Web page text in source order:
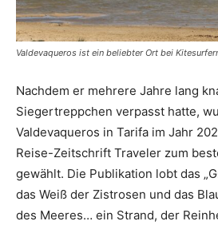
Valdevaqueros ist ein beliebter Ort bei
Nachdem er mehrere Jahre lang
Siegertreppchen verpasst hatte,
Valdevaqueros in Tarifa im Jahr
Reise-Zeitschrift Traveler zum
gewählt. Die Publikation lobt das
das Weiß der Zistrosen und das
des Meeres… ein Strand, der